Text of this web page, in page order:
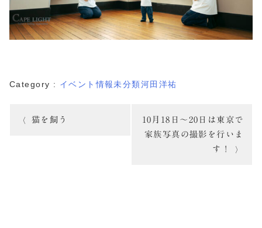
Category : イベント情報未分類河田洋祐
猫を飼う
10月18日～20日は東京で
家族写真の撮影を行いま
す！